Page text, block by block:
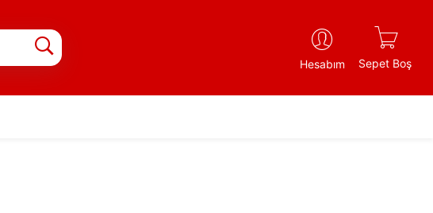
Hesabım Sepet Boş